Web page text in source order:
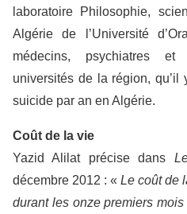
laboratoire Philosophie,
Algérie de l’Université
médecins, psychiatres
universités de la région,
suicide par an en Algérie.
Coût de la vie
Yazid Alilat précise dans
décembre 2012 : « Le coût de
durant les onze premiers